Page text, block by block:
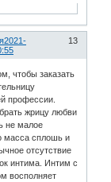
13
2021-
чтобы заказать
профессии.
жрицу любви
не малое
масса сплошь и
отсутствие
интима. Интим с
восполняет